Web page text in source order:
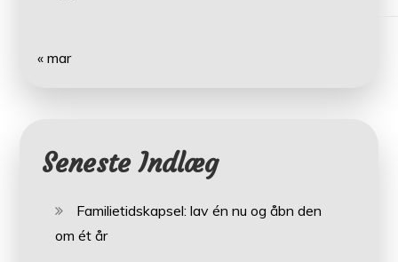
« mar
Seneste Indlæg
Familietidskapsel: lav én nu og åbn den
om ét år